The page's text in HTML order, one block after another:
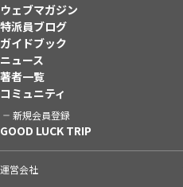
ウェブマガジン
特派員ブログ
ガイドブック
ニュース
著者一覧
コミュニティ
新規会員登録
GOOD LUCK TRIP
運営会社